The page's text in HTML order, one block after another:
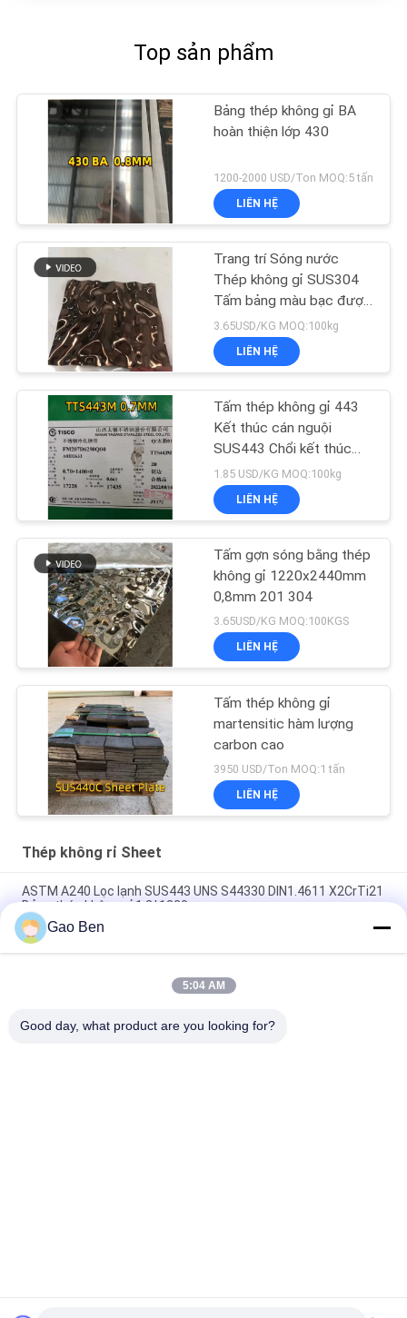
Top sản phẩm
Bảng thép không gỉ BA
hoàn thiện lớp 430
1200-2000 USD/Ton MOQ:5 tấn
LIÊN HỆ
Trang trí Sóng nước
Thép không gỉ SUS304
Tấm bảng màu bạc được
đánh bóng
3.65USD/KG MOQ:100kg
LIÊN HỆ
Tấm thép không gỉ 443
Kết thúc cán nguội
SUS443 Chổi kết thúc
Tấm inox
1.85 USD/KG MOQ:100kg
LIÊN HỆ
Tấm gợn sóng bằng thép
không gỉ 1220x2440mm
0,8mm 201 304
3.65USD/KG MOQ:100KGS
LIÊN HỆ
Tấm thép không gỉ
martensitic hàm lượng
carbon cao
3950 USD/Ton MOQ:1 tấn
LIÊN HỆ
Thép không rỉ Sheet
ASTM A240 Lọc lạnh SUS443 UNS S44330 DIN1.4611 X2CrTi21
Bảng thép không gỉ 1.2*1220mm
ASTM A240 AISI 309S X12CrNi23-13 Bảng thép không gỉ cán
lạnh 1.5*1219*2438MM bề mặt 2B
Tấm thép không gỉ cán nguội ASTM AISI 309S S30908 / EN
Gao Ben
5:04 AM
Good day, what product are you looking for?